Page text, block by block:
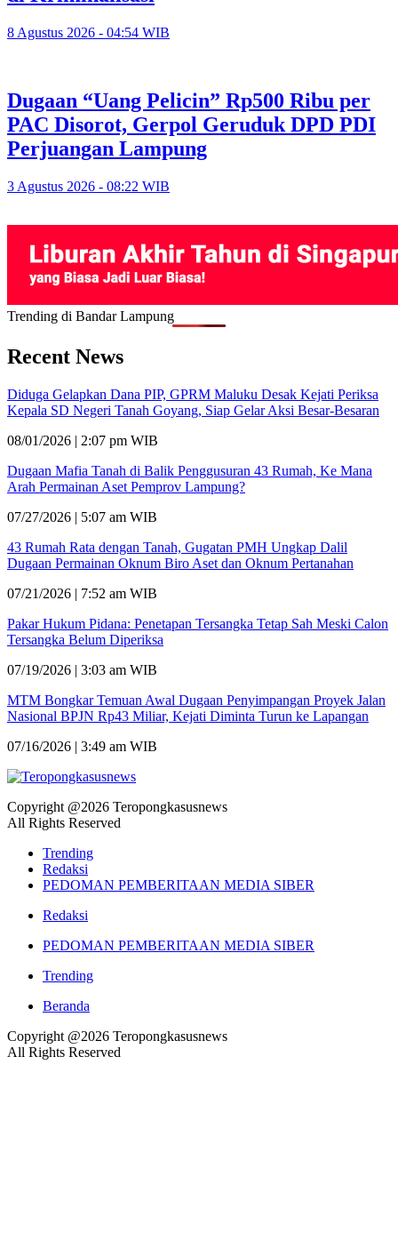
8 Agustus 2026 - 04:54 WIB
Dugaan “Uang Pelicin” Rp500 Ribu per
PAC Disorot, Gerpol Geruduk DPD PDI
Perjuangan Lampung
3 Agustus 2026 - 08:22 WIB
Trending di Bandar Lampung
Recent News
Diduga Gelapkan Dana PIP, GPRM Maluku Desak Kejati Periksa
Kepala SD Negeri Tanah Goyang, Siap Gelar Aksi Besar-Besaran
08/01/2026 | 2:07 pm WIB
Dugaan Mafia Tanah di Balik Penggusuran 43 Rumah, Ke Mana
Arah Permainan Aset Pemprov Lampung?
07/27/2026 | 5:07 am WIB
43 Rumah Rata dengan Tanah, Gugatan PMH Ungkap Dalil
Dugaan Permainan Oknum Biro Aset dan Oknum Pertanahan
07/21/2026 | 7:52 am WIB
Pakar Hukum Pidana: Penetapan Tersangka Tetap Sah Meski Calon
Tersangka Belum Diperiksa
07/19/2026 | 3:03 am WIB
MTM Bongkar Temuan Awal Dugaan Penyimpangan Proyek Jalan
Nasional BPJN Rp43 Miliar, Kejati Diminta Turun ke Lapangan
07/16/2026 | 3:49 am WIB
Copyright @2026 Teropongkasusnews
All Rights Reserved
Trending
Redaksi
PEDOMAN PEMBERITAAN MEDIA SIBER
Redaksi
PEDOMAN PEMBERITAAN MEDIA SIBER
Trending
Beranda
Copyright @2026 Teropongkasusnews
All Rights Reserved